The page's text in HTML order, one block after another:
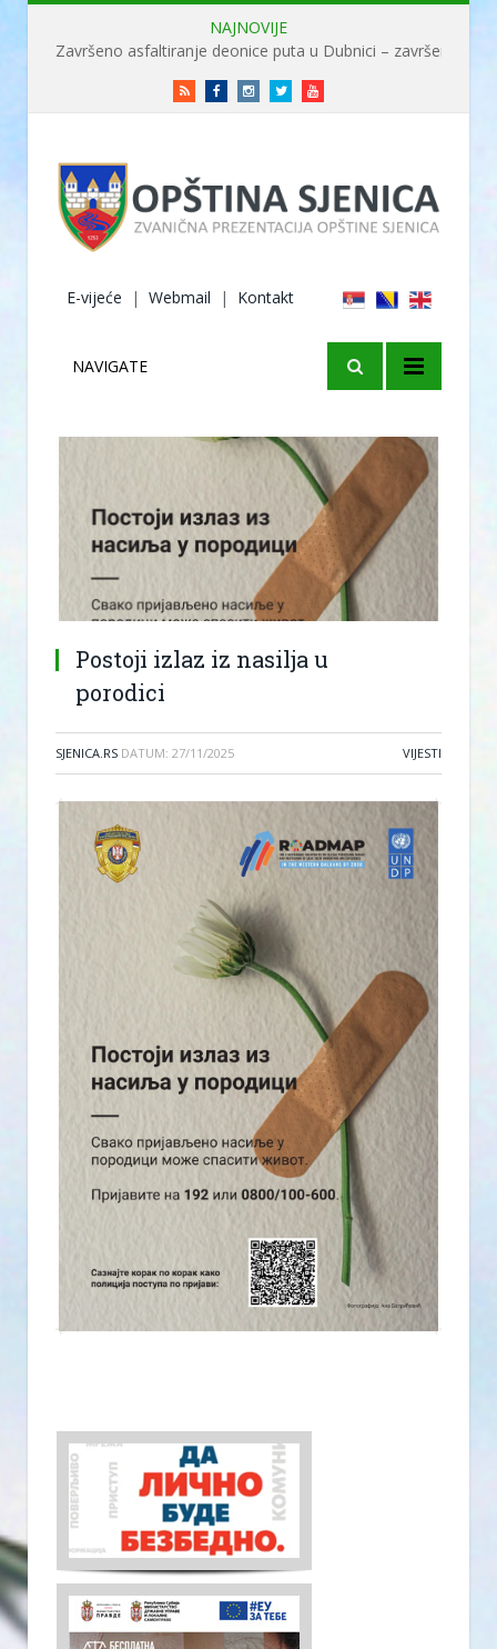
NAJNOVIJE
RSS FacebookInstagramTwitterYoutube
E-vijeće | Webmail | Kontakt
NAVIGATE
Postoji izlaz iz nasilja u
porodici
SJENICA.RS DATUM: 27/11/2025 VIJESTI